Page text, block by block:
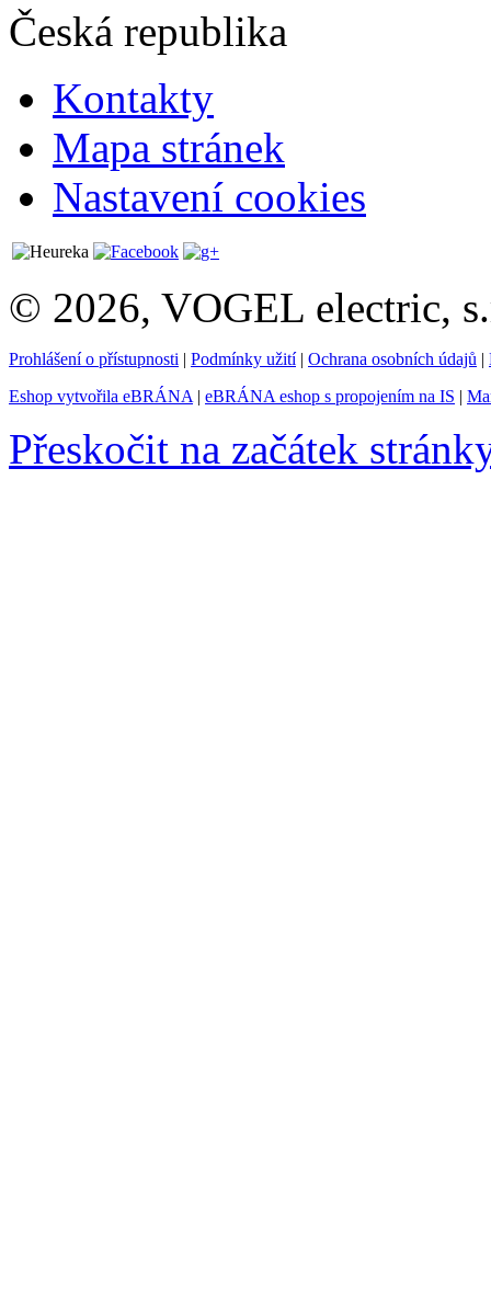
Česká republika
Kontakty
Mapa stránek
Nastavení cookies
© 2026, VOGEL electric,
Prohlášení o přístupnosti | Podmínky užití| Ochrana osobních údajů |
Eshop vytvořila eBRÁNA| eBRÁNA eshop s propojením na IS |
Přeskočit na začátek